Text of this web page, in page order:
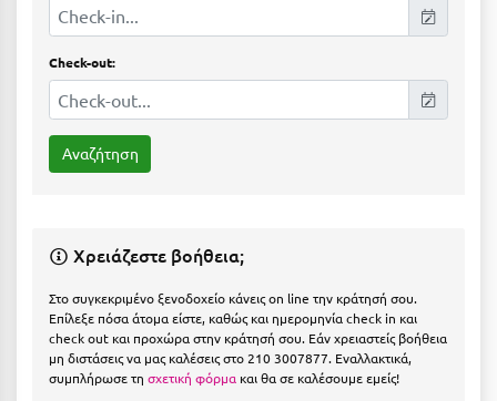
Ηλεία
Ηράκλειο
Θεσσαλονίκη
Ιεράπετρα
Ιθάκη
Check-out:
Χρειάζεστε βοήθεια;
Στο συγκεκριμένο ξενοδοχείο κάνεις on line την κράτησή σου.
Επίλεξε πόσα άτομα είστε, καθώς και ημερομηνία check in και
check out και προχώρα στην κράτησή σου. Εάν χρειαστείς βοήθεια
μη διστάσεις να μας καλέσεις στο 210 3007877. Εναλλακτικά,
συμπλήρωσε τη σχετική φόρμα και θα σε καλέσουμε εμείς!